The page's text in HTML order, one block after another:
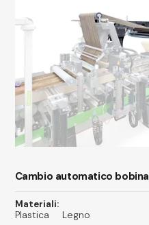
Cambio automatico bobina
Materiali:
Plastica Legno